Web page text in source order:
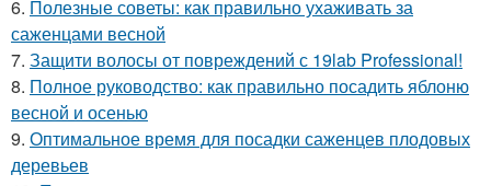
6. Полезные советы: как правильно ухаживать за
саженцами весной
7. Защити волосы от повреждений с 19lab Professional!
8. Полное руководство: как правильно посадить яблоню
весной и осенью
9. Оптимальное время для посадки саженцев плодовых
деревьев